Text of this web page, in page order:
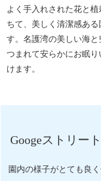
よく手入れされた花と植
ちて、美しく清潔感ある
す。名護湾の美しい海と
つまれて安らかにお眠り
けます。
Googeストリー
園内の様子がとても良